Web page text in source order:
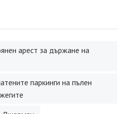
арест за държане на
паркинги на пълен